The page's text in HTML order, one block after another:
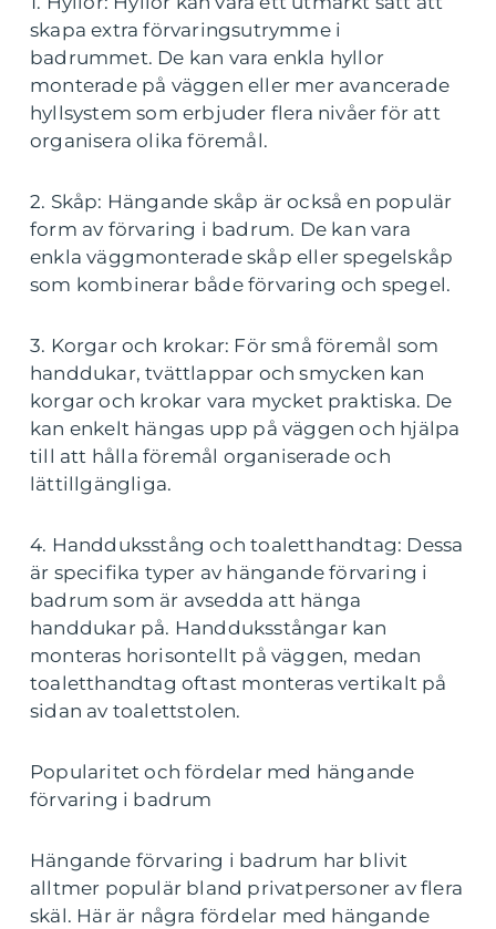
skapa extra förvaringsutrymme i
badrummet. De kan vara enkla hyllor
monterade på väggen eller mer avancerade
hyllsystem som erbjuder flera nivåer för att
organisera olika föremål.
2. Skåp: Hängande skåp är också en populär
form av förvaring i badrum. De kan vara
enkla väggmonterade skåp eller spegelskåp
som kombinerar både förvaring och spegel.
3. Korgar och krokar: För små föremål som
handdukar, tvättlappar och smycken kan
korgar och krokar vara mycket praktiska. De
kan enkelt hängas upp på väggen och hjälpa
till att hålla föremål organiserade och
lättillgängliga.
4. Handduksstång och toaletthandtag: Dessa
är specifika typer av hängande förvaring i
badrum som är avsedda att hänga
handdukar på. Handduksstångar kan
monteras horisontellt på väggen, medan
toaletthandtag oftast monteras vertikalt på
sidan av toalettstolen.
Popularitet och fördelar med hängande
förvaring i badrum
Hängande förvaring i badrum har blivit
alltmer populär bland privatpersoner av flera
skäl. Här är några fördelar med hängande